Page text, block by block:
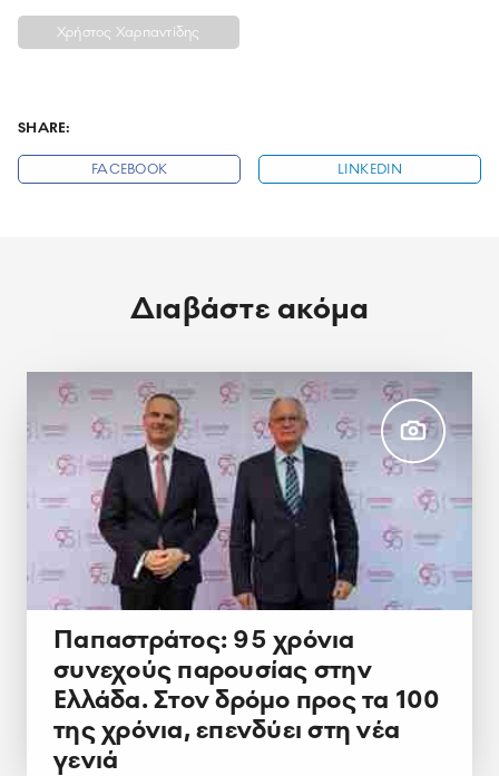
Χρήστος Χαρπαντίδης
SHARE:
FACEBOOK LINKEDIN
Διαβάστε ακόμα
Παπαστράτος: 95 χρόνια
συνεχούς παρουσίας στην
Ελλάδα. Στον δρόμο προς τα 100
της χρόνια, επενδύει στη νέα
γενιά